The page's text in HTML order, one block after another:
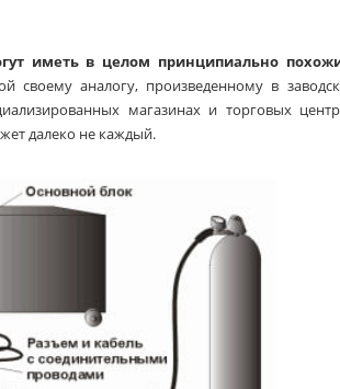
иметь в целом принципиально
своему аналогу, произведенному в
магазинах и торговых
далеко не каждый.